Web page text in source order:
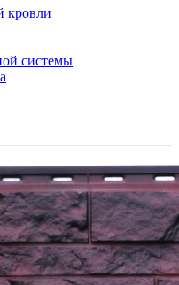
кровли
системы